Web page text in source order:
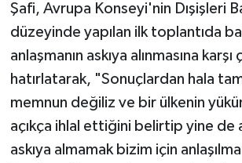
Şafi, Avrupa Konseyi'nin Dışişleri
düzeyinde yapılan ilk toplantıda
anlaşmanın askıya alınmasına karşı
hatırlatarak, "Sonuçlardan hala
memnun değiliz ve bir ülkenin
açıkça ihlal ettiğini belirtip yine de
askıya almamak bizim için